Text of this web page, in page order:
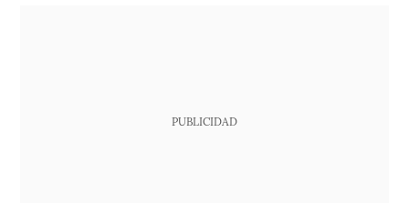
PUBLICIDAD